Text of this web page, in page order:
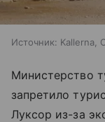
Источник: Kallerna,
Министерство
запретило
Луксор из-за